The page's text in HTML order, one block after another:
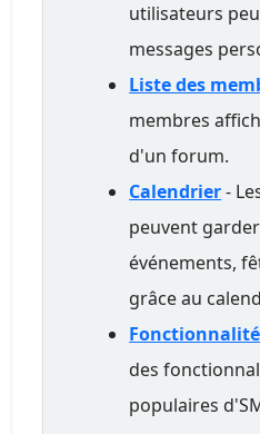
utilisateurs
messages
Liste des
membres
d'un forum.
Calendrier-
peuvent
événements,
grâce au
des
populaires